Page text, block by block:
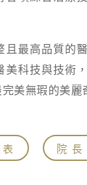
且最高品質的
美科技與技術
美無瑕的美麗
院